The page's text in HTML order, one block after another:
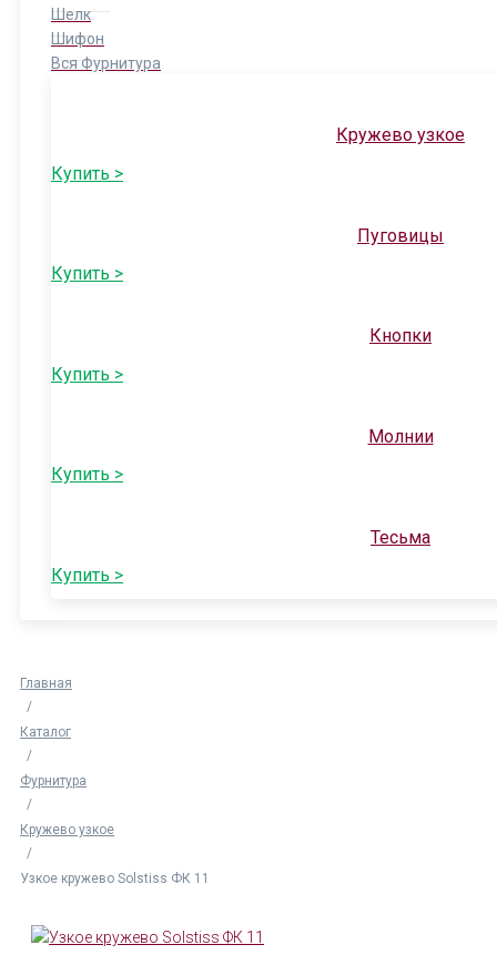
Шелк
Шифон
Вся Фурнитура
Кружево узкое
Купить >
Пуговицы
Купить >
Кнопки
Купить >
Молнии
Купить >
Тесьма
Купить >
Главная
/
Каталог
/
Фурнитура
/
Кружево узкое
/
Узкое кружево Solstiss ФК 11